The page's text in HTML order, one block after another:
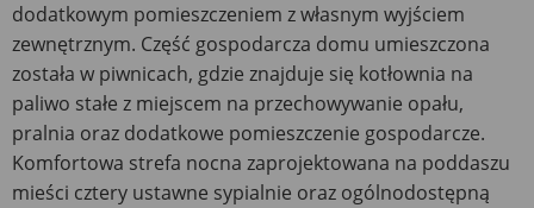
dodatkowym pomieszczeniem z własnym wyjściem
zewnętrznym. Część gospodarcza domu umieszczona
została w piwnicach, gdzie znajduje się kotłownia na
paliwo stałe z miejscem na przechowywanie opału,
pralnia oraz dodatkowe pomieszczenie gospodarcze.
Komfortowa strefa nocna zaprojektowana na poddaszu
mieści cztery ustawne sypialnie oraz ogólnodostępną